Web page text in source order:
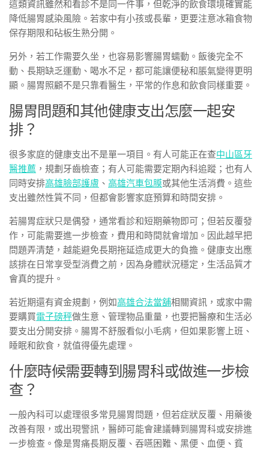
這類資訊雖然和看診不是同一件事，但乾淨的飲食環境確實能
降低腸胃感染風險。若家中有小孩或長輩，更要注意冰箱食物
保存期限和砧板生熟分開。
另外，若工作需要久坐，也容易影響腸胃蠕動。飯後完全不
動、長期缺乏運動、喝水不足，都可能讓便秘和脹氣變得更明
顯。腸胃照顧不是只靠看醫生，平常的作息和飲食同樣重要。
腸胃問題和其他健康支出怎麼一起安
排？
很多家庭的健康支出不是單一項目。有人可能正在查中山區牙
醫推薦 ，規劃牙齒檢查；有人可能需要定期內科追蹤；也有人
同時安排高雄臉部護膚 、 高雄汽車包膜或其他生活消費。這些
支出雖然性質不同，但都會影響家庭預算和時間安排。
若腸胃症狀只是偶發，通常看診和短期藥物即可；但若反覆發
作，可能需要進一步檢查，費用和時間就會增加。因此越早把
問題弄清楚，越能避免長期拖延造成更大的負擔。健康支出應
該排在日常享受型消費之前，因為身體狀況穩定，生活品質才
會真的提升。
若近期還有資金規劃，例如高雄合法當舖相關資訊，或家中需
要購買電子磅秤做生意、管理物品重量，也要把醫療和生活必
要支出分開安排。腸胃不舒服看似小毛病，但如果影響上班、
睡眠和飲食，就值得優先處理。
什麼時候需要轉到腸胃科或做進一步檢
查？
一般內科可以處理很多常見腸胃問題，但若症狀反覆、用藥後
改善有限，或出現警訊，醫師可能會建議轉到腸胃科或安排進
一步檢查。像是胃痛長期反覆、吞嚥困難、黑便、血便、貧